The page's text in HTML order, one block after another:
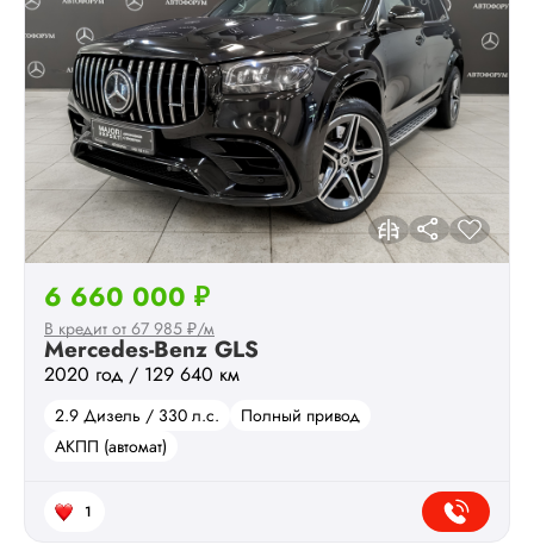
Mercedes-Benz GLS
2020 год / 129 640 км
2.9 Дизель / 330 л.с.
Полный привод
АКПП (автомат)
6 660 000 ₽
В кредит от 67 985 ₽/м
1